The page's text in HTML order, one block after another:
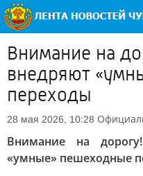
Внимание на
внедряют
переходы
28 мая 2026, 10:28
Внимание на
«умные» пешеходные